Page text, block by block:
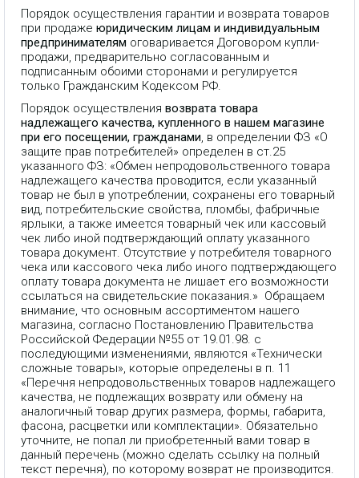
Порядок осуществления гарантии и возврата товаров
при продаже юридическим лицам и индивидуальным
предпринимателям оговаривается Договором купли-
продажи, предварительно согласованным и
подписанным обоими сторонами и регулируется
только Гражданским Кодексом РФ.
Порядок осуществления возврата товара
надлежащего качества, купленного в нашем магазине
при его посещении, гражданами, в определении ФЗ «О
защите прав потребителей» определен в ст.25
указанного ФЗ: «Обмен непродовольственного товара
надлежащего качества проводится, если указанный
товар не был в употреблении, сохранены его товарный
вид, потребительские свойства, пломбы, фабричные
ярлыки, а также имеется товарный чек или кассовый
чек либо иной подтверждающий оплату указанного
товара документ. Отсутствие у потребителя товарного
чека или кассового чека либо иного подтверждающего
оплату товара документа не лишает его возможности
ссылаться на свидетельские показания.» Обращаем
внимание, что основным ассортиментом нашего
магазина, согласно Постановлению Правительства
Российской Федерации №55 от 19.01.98. с
последующими изменениями, являются «Технически
сложные товары», которые определены в п. 11
«Перечня непродовольственных товаров надлежащего
качества, не подлежащих возврату или обмену на
аналогичный товар других размера, формы, габарита,
фасона, расцветки или комплектации». Обязательно
уточните, не попал ли приобретенный вами товар в
данный перечень (можно сделать ссылку на полный
текст перечня), по которому возврат не производится.